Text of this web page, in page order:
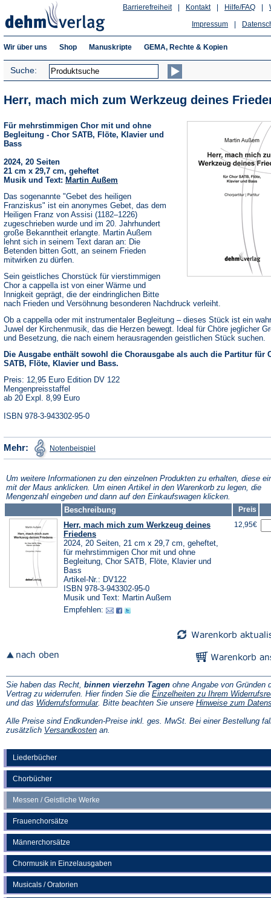
Hilfe/FAQ
Kontakt
Barrierefreiheit
Impressum
Wir über uns Shop Manuskripte GEMA, Rechte & Kopien
Suche:
Liederbücher
Chorbücher
Messen / Geistliche Werke
Frauenchorsätze
Männerchorsätze
Chormusik in Einzelausgaben
Musicals / Oratorien
Herr, mach mich zum Werkzeug deines
Für mehrstimmigen Chor mit und ohne
Begleitung - Chor SATB, Flöte, Klavier und
Bass
2024, 20 Seiten
21 cm x 29,7 cm, geheftet
Musik und Text: Martin Außem
Das sogenannte "Gebet des heiligen
Franziskus" ist ein anonymes Gebet, das dem
Heiligen Franz von Assisi (1182–1226)
zugeschrieben wurde und im 20. Jahrhundert
große Bekanntheit erlangte. Martin Außem
lehnt sich in seinem Text daran an: Die
Betenden bitten Gott, an seinem Frieden
mitwirken zu dürfen.
Sein geistliches Chorstück für vierstimmigen
Chor a cappella ist von einer Wärme und
Innigkeit geprägt, die der eindringlichen Bitte
nach Frieden und Versöhnung besonderen Nachdruck verleiht.
Ob a cappella oder mit instrumentaler Begleitung – dieses Stück ist ein
Juwel der Kirchenmusik, das die Herzen bewegt. Ideal für Chöre jeglicher
und Besetzung, die nach einem herausragenden geistlichen Stück suchen.
Die Ausgabe enthält sowohl die Chorausgabe als auch die Partitur für
SATB, Flöte, Klavier und Bass.
Preis: 12,95 Euro Edition DV 122
Mengenpreisstaffel
ab 20 Expl. 8,99 Euro
ISBN 978-3-943302-95-0
Mehr: Notenbeispiel in
einem
Tab)
Um weitere Informationen zu den einzelnen Produkten zu erhalten, diese
mit der Maus anklicken. Um einen Artikel in den Warenkorb zu legen, die
Mengenzahl eingeben und dann auf den Einkaufswagen klicken.
Beschreibung
Preis
Herr, mach mich zum Werkzeug deines
Friedens
2024, 20 Seiten, 21 cm x 29,7 cm, geheftet,
für mehrstimmigen Chor mit und ohne
Begleitung, Chor SATB, Flöte, Klavier und
Bass
Artikel-Nr.: DV122
ISBN 978-3-943302-95-0
Musik und Text: Martin Außem
Empfehlen:
12,95€
Sie haben das Recht, binnen vierzehn Tagen ohne Angabe von Gründen
Vertrag zu widerrufen. Hier finden Sie die Einzelheiten zu Ihrem
und das Widerrufsformular(Öffnet
einem
neuen
. Bitte beachten Sie unsere Hinweise zum
Alle Preise sind Endkunden-Preise inkl. ges. MwSt. Bei einer Bestellung
zusätzlich Versandkosten(Öffnet
an.